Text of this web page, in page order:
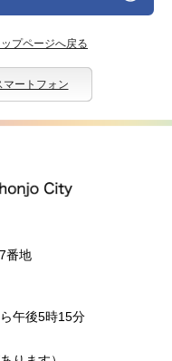
ップページへ戻る
マートフォン
番地
午後5時15分